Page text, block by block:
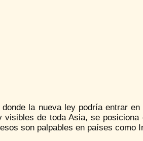
donde la nueva ley podría entrar
visibles de toda Asia, se
son palpables en países como